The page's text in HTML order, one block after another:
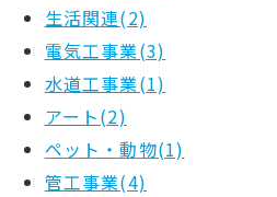
生活関連(2)
電気工事業(3)
水道工事業(1)
アート(2)
ペット・動物(1)
管工事業(4)